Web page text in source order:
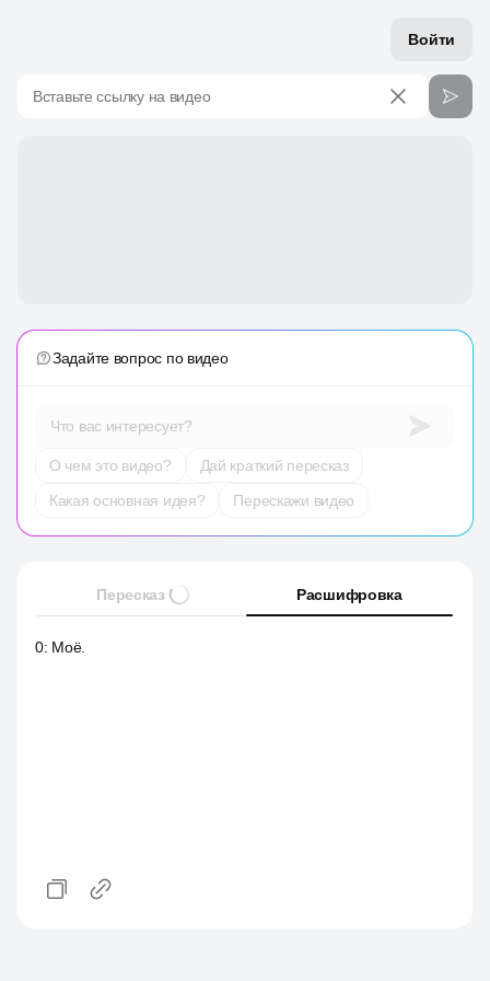
Войти
Вставьте ссылку на видео
Задайте вопрос по видео
Что вас интересует?
О чем это видео?
Дай краткий пересказ
Какая основная идея?
Перескажи видео
Пересказ Расшифровка
0: Моё.